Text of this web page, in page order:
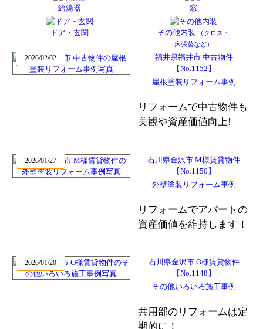
給湯器 窓
ドア・玄関 その他内装
（クロス・
床張替など）
2026/02/02
福井県福井市 中古物件
【No.1152】
屋根塗装リフォーム事例
リフォームで中古物件も
美観や資産価値向上!
2026/01/27
石川県金沢市 M様賃貸物件
【No.1150】
外壁塗装リフォーム事例
リフォームでアパートの
資産価値を維持します！
2026/01/20
石川県金沢市 O様賃貸物件
【No.1148】
その他いろいろ施工事例
共用部のリフォームは定
期的に！